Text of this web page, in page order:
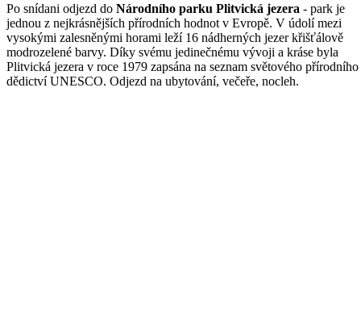
Po snídani odjezd do Národního parku Plitvická jezera - park je
jednou z nejkrásnějších přírodních hodnot v Evropě. V údolí mezi
vysokými zalesněnými horami leží 16 nádherných jezer křišťálově
modrozelené barvy. Díky svému jedinečnému vývoji a kráse byla
Plitvická jezera v roce 1979 zapsána na seznam světového přírodního
dědictví UNESCO. Odjezd na ubytování, večeře, nocleh.